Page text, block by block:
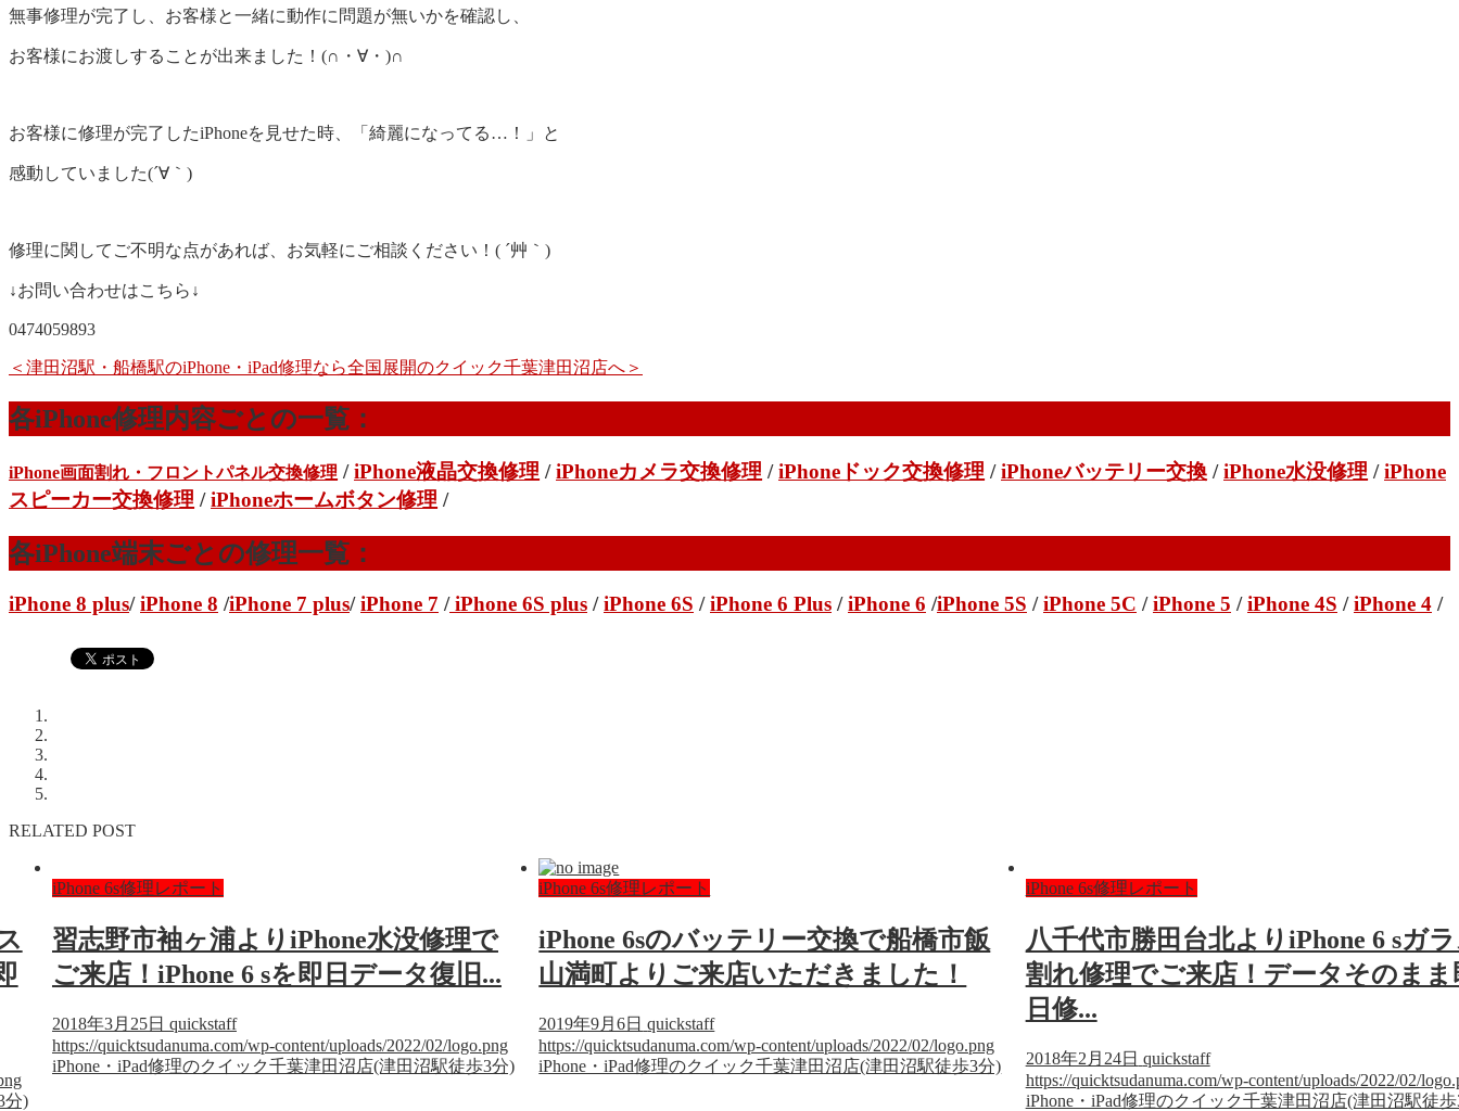
無事修理が完了し、お客様と一緒に動作に問題が無いかを確認し、
お客様にお渡しすることが出来ました！(∩・∀・)∩
お客様に修理が完了したiPhoneを見せた時、「綺麗になってる…！」と
感動していました(´∀｀)
修理に関してご不明な点があれば、お気軽にご相談ください！( ´艸｀)
↓お問い合わせはこちら↓
0474059893
＜津田沼駅・船橋駅のiPhone・iPad修理なら全国展開のクイック千葉津田沼店へ＞
各iPhone修理内容ごとの一覧：
iPhone画面割れ・フロントパネル交換修理 /iPhone液晶交換修理 /iPhoneカメラ交換修理 /iPhoneドック交換修理 /iPhoneバッテリー交換 /iPhone水没修理 /iPhone
スピーカー交換修理 /iPhoneホームボタン修理 /
各iPhone端末ごとの修理一覧：
iPhone 8 plus/iPhone 8 /iPhone 7 plus/iPhone 7 /iPhone 6S plus /iPhone 6S /iPhone 6 Plus /iPhone 6 /iPhone 5S /iPhone 5C /iPhone 5 /iPhone 4S /iPhone 4 /
RELATED POST
分)
iPhone 6s修理レポート
習志野市袖ヶ浦よりiPhone水没修理で
ご来店！iPhone 6 sを即日データ復旧...
2018年3月25日 quickstaff
https://quicktsudanuma.com/wp-content/uploads/2022/02/logo.png
iPhone・iPad修理のクイック千葉津田沼店(津田沼駅徒歩3分)
iPhone 6s修理レポート
iPhone 6sのバッテリー交換で船橋市飯
山満町よりご来店いただきました！
2019年9月6日 quickstaff
https://quicktsudanuma.com/wp-content/uploads/2022/02/logo.png
iPhone・iPad修理のクイック千葉津田沼店(津田沼駅徒歩3分)
iPhone 6s修理レポート
八千代市勝田台北よりiPhone 6 sガ
割れ修理でご来店！データそのまま
日修...
2018年2月24日 quickstaff
https://quicktsudanuma.com/wp-content/uploads/2022/02/
iPhone・iPad修理のクイック千葉津田沼店(津田沼駅徒